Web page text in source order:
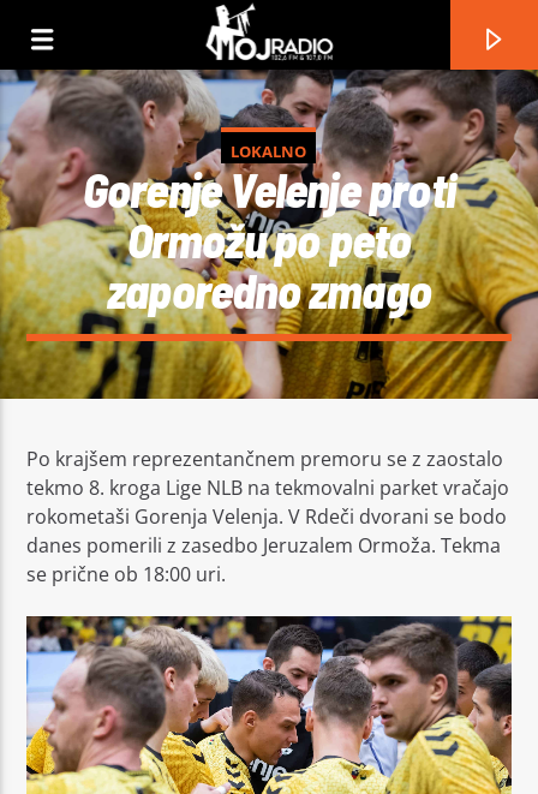
Current track
Title
Artist
Moj Radio
LOKALNO
Gorenje Velenje proti
Ormožu po peto
zaporedno zmago
Po krajšem reprezentančnem premoru se z zaostalo
tekmo 8. kroga Lige NLB na tekmovalni parket vračajo
rokometaši Gorenja Velenja. V Rdeči dvorani se bodo
danes pomerili z zasedbo Jeruzalem Ormoža. Tekma
se prične ob 18:00 uri.